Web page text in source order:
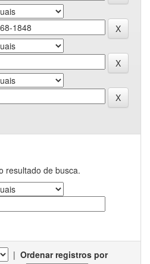
resultado de busca.
| Ordenar registros por